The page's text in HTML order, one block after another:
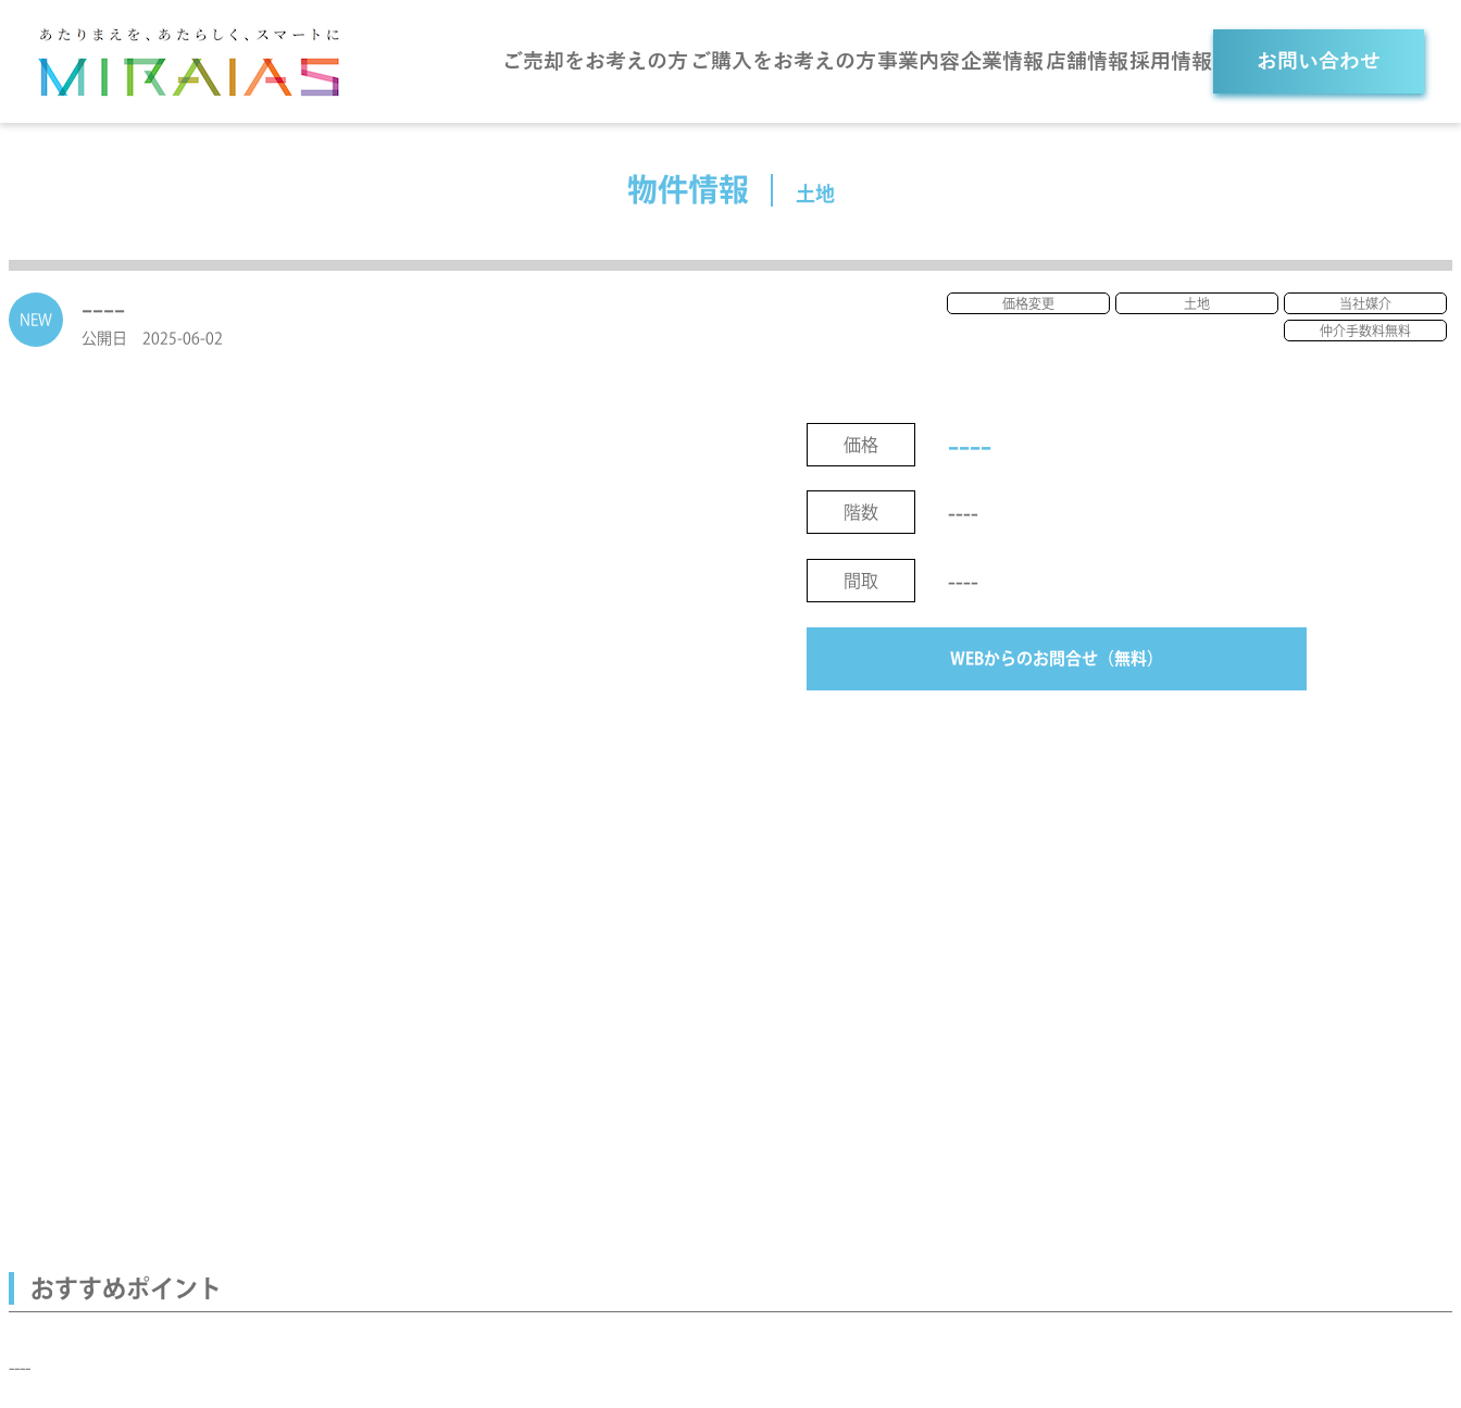
ご売却をお考えの方 ご購入をお考えの方事業内容企業情報店舗情報採用情報 お問い合わせ
物件情報 土地
NEW ----
公開日 2025-06-02
価格変更 土地 当社媒介
仲介手数料無料
価格 ----
階数 ----
間取 ----
WEBからのお問合せ（無料）
おすすめポイント
----